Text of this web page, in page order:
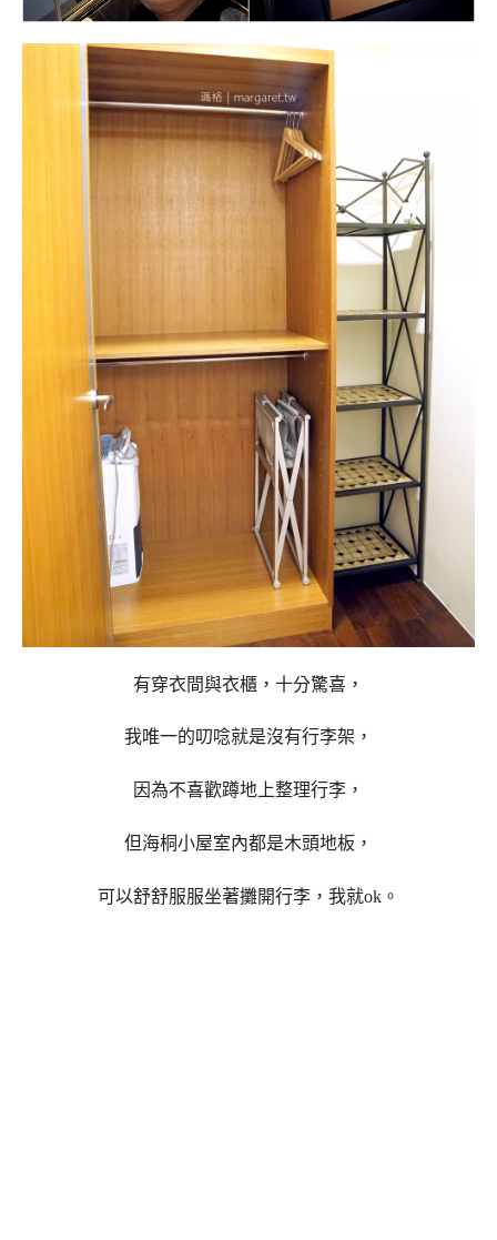
有穿衣間與衣櫃，十分驚喜，
我唯一的叨唸就是沒有行李架，
因為不喜歡蹲地上整理行李，
但海桐小屋室內都是木頭地板，
可以舒舒服服坐著攤開行李，我就ok。